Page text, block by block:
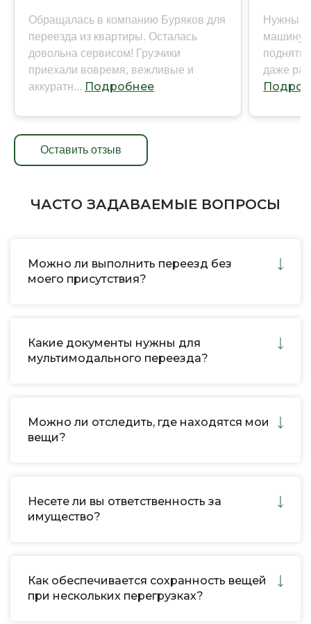
Обращалась в компанию Буряков для
переезда из квартиры. Осталась
довольна сервисом! Грузчики
приехали вовремя, вежливые и
аккуратн... Подробнее
Нужны
машину
поднять
даже
Оставить отзыв
ЧАСТО ЗАДАВАЕМЫЕ ВОПРОСЫ
Можно ли выполнить переезд без
моего присутствия?
Какие документы нужны для
мультимодального переезда?
Можно ли отследить, где находятся мои
вещи?
Несете ли вы ответственность за
имущество?
Как обеспечивается сохранность вещей
при нескольких перегрузках?